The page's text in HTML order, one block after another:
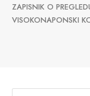
ZAPISNIK O
VISOKONAPONSKI